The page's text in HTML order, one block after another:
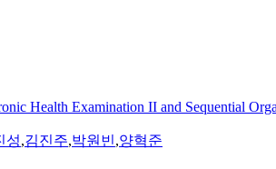
Health Examination II and Sequential
성,김진주,박원빈,양혁준